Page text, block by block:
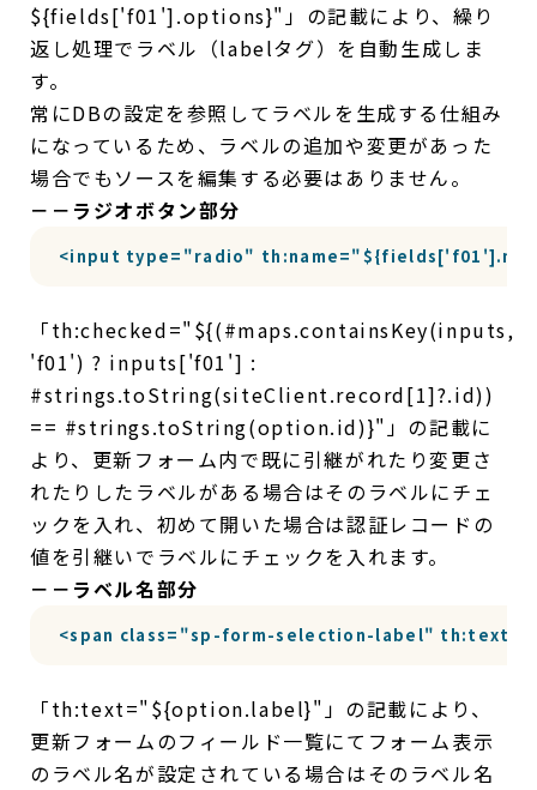
${fields['f01'].options}"」の記載により、繰り
返し処理でラベル（labelタグ）を自動生成しま
す。
常にDBの設定を参照してラベルを生成する仕組み
になっているため、ラベルの追加や変更があった
場合でもソースを編集する必要はありません。
－－ラジオボタン部分
<input type="radio"
「th:checked="${(#maps.containsKey(inputs,
'f01') ? inputs['f01'] :
#strings.toString(siteClient.record[1]?.id))
== #strings.toString(option.id)}"」の記載に
より、更新フォーム内で既に引継がれたり変更さ
れたりしたラベルがある場合はそのラベルにチェ
ックを入れ、初めて開いた場合は認証レコードの
値を引継いでラベルにチェックを入れます。
－－ラベル名部分
<span class="sp-form-selection-label"
「th:text="${option.label}"」の記載により、
更新フォームのフィールド一覧にてフォーム表示
のラベル名が設定されている場合はそのラベル名